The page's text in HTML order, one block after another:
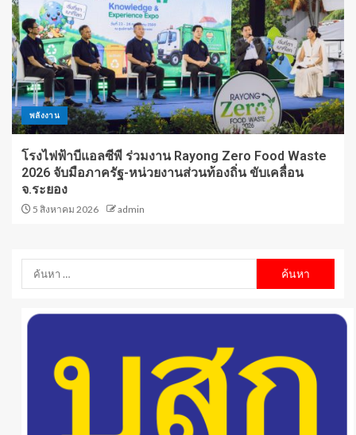
พลังงาน
โรงไฟฟ้าบีแอลซีพี ร่วมงาน Rayong Zero Food Waste
2026 จับมือภาครัฐ-หน่วยงานส่วนท้องถิ่น ขับเคลื่อน
จ.ระยอง
5 สิงหาคม 2026 admin